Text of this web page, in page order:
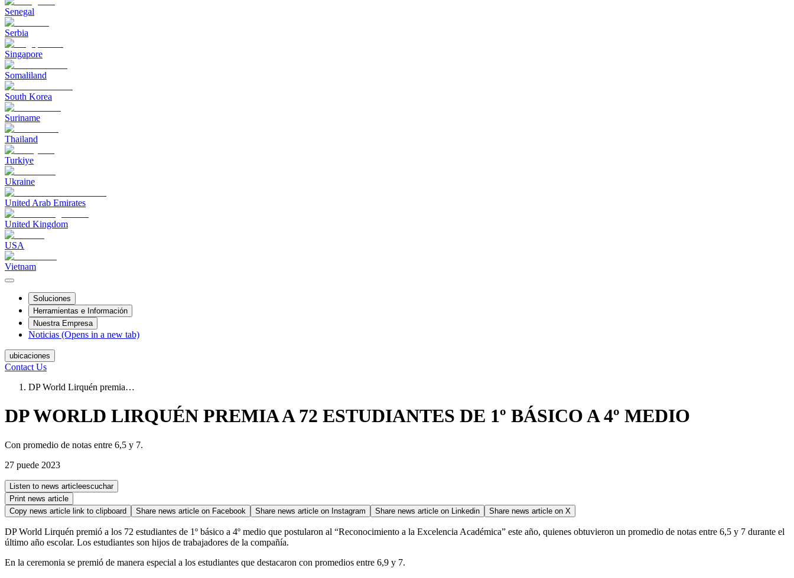
Senegal
Serbia
Singapore
Somaliland
South Korea
Suriname
Thailand
Turkiye
Ukraine
United Arab Emirates
United Kingdom
USA
Vietnam
Soluciones
Herramientas e Información
Nuestra Empresa
Noticias (Opens in a new tab)
ubicaciones
Contact Us
DP World Lirquén premia…
DP WORLD LIRQUÉN PREMIA A 72 ESTUDIANTES DE 1º BÁSICO A 4º MEDIO
Con promedio de notas entre 6,5 y 7.
27 puede 2023
Listen to news articleescuchar
Print news article
Copy news article link to clipboard
Share news article on Facebook Share news article on Instagram Share news article on Linkedin Share news article on X
DP World Lirquén premió a los 72 estudiantes de 1º básico a 4º medio que postularon al “Reconocimiento a la Excelencia Académica” este año, quienes obtuvieron un promedio de notas entre 6,5 y 7 durante el
último año escolar. Los estudiantes son hijos de trabajadores de la compañía.
En la ceremonia se premió de manera especial a los estudiantes que destacaron con promedios entre 6,9 y 7.